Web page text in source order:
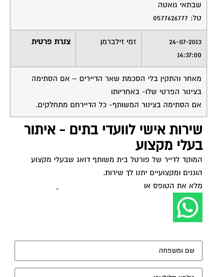
טל: 0577626777
24-07-2013
14:37:00
זמי זילברמן צנרת פרטית
מאחר והתקין בלי הסכמת שאר הדיירים – אם הסתימה
בצינור הפרטי שלו- באחריותו
אם הסתימה בצינור המשותף- כל הדיירחם מתחלקים.
שירות אישי לוועדי בתים - איתור
בעלי מקצוע
המוקד לדייר של פורטל בית משותף דואג שבעלי מקצוע
הוגנים ומקצועיים יתנו לך שירות.
מלא את הטופס אולחץ לשליחת הודעת ווצאפ